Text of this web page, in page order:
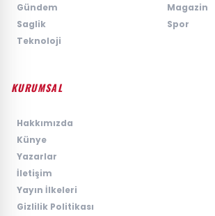
Gündem
Magazin
Saglik
Spor
Teknoloji
KURUMSAL
Hakkımızda
Künye
Yazarlar
İletişim
Yayın İlkeleri
Gizlilik Politikası